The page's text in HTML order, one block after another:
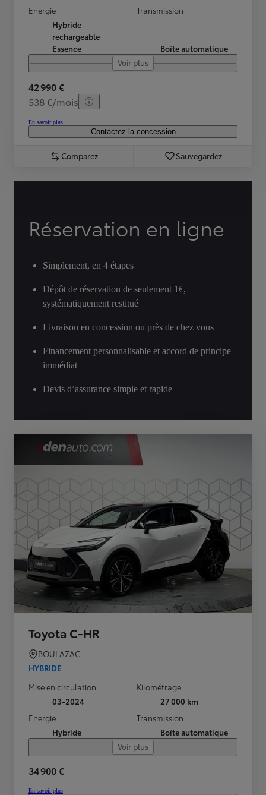
Energie
Hybride
rechargeable
Essence
Transmission
Boîte automatique
Voir plus
42 990 €
538 €/mois
En savoir plus
Contactez la concession
Comparez Sauvegardez
Réservation en ligne
Simplement, en 4 étapes
Dépôt de réservation de seulement 1€,
systématiquement restitué
Livraison en concession ou près de chez vous
Financement personnalisable et accord de principe
immédiat
Devis d’assurance simple et rapide
Toyota C-HR
BOULAZAC
HYBRIDE
Mise en circulation
03-2024
Kilométrage
27 000 km
Energie
Hybride
Transmission
Boîte automatique
Voir plus
34 900 €
En savoir plus